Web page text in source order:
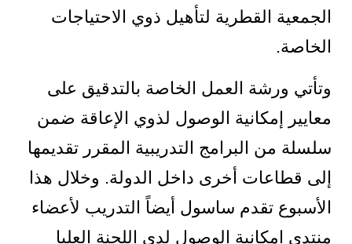
الجمعية القطرية لتأهيل ذوي الاحتياجات
الخاصة.
وتأتي ورشة العمل الخاصة بالتدقيق على
معايير إمكانية الوصول لذوي الإعاقة ضمن
سلسلة من البرامج التدريبية المقرر تقديمها
إلى قطاعات أخرى داخل الدولة. وخلال هذا
الأسبوع تقدم ساسول أيضاً التدريب لأعضاء
منتدى إمكانية الوصول لدى اللجنة العليا